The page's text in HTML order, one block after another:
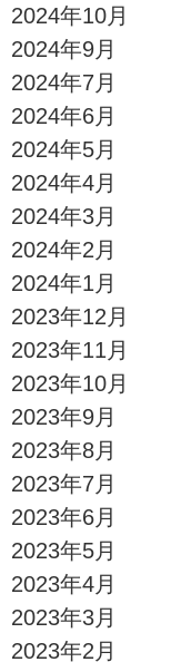
2024年10月
2024年9月
2024年7月
2024年6月
2024年5月
2024年4月
2024年3月
2024年2月
2024年1月
2023年12月
2023年11月
2023年10月
2023年9月
2023年8月
2023年7月
2023年6月
2023年5月
2023年4月
2023年3月
2023年2月